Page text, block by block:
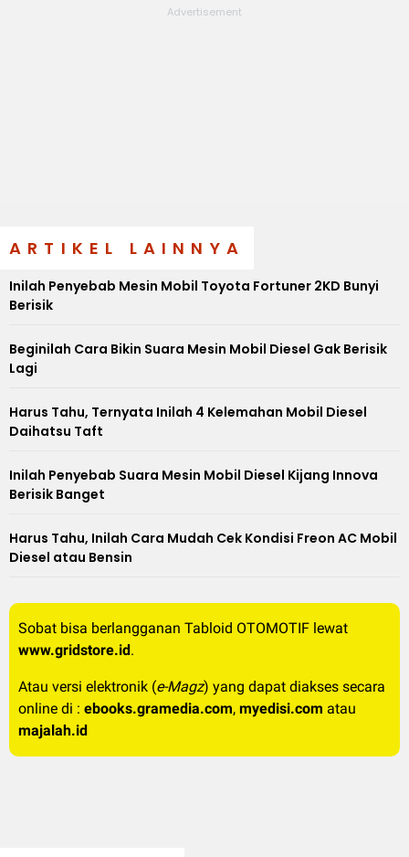
ARTIKEL LAINNYA
Inilah Penyebab Mesin Mobil Toyota Fortuner 2KD Bunyi
Berisik
Beginilah Cara Bikin Suara Mesin Mobil Diesel Gak Berisik
Lagi
Harus Tahu, Ternyata Inilah 4 Kelemahan Mobil Diesel
Daihatsu Taft
Inilah Penyebab Suara Mesin Mobil Diesel Kijang Innova
Berisik Banget
Harus Tahu, Inilah Cara Mudah Cek Kondisi Freon AC Mobil
Diesel atau Bensin
Sobat bisa berlangganan Tabloid OTOMOTIF lewat
www.gridstore.id .
Atau versi elektronik (e-Magz) yang dapat diakses secara
online di : ebooks.gramedia.com, myedisi.com atau
majalah.id